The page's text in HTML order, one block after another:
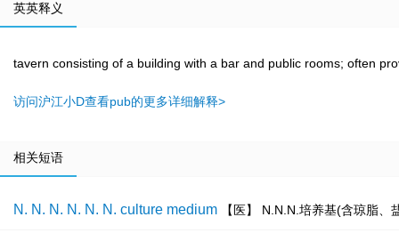
英英释义
tavern consisting of a building with a bar and public rooms; often
访问沪江小D查看pub的更多详细解释>
相关短语
N. N. N. N. N. N. culture medium 【医】 N.N.N.培养基(含琼脂